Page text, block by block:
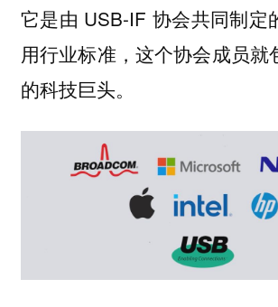
它是由 USB-IF 协会共同制定
用行业标准，这个协会成员就
的科技巨头。